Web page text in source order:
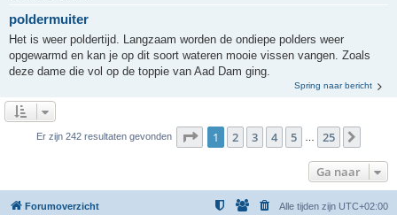
poldermuiter
Het is weer poldertijd. Langzaam worden de ondiepe polders weer
opgewarmd en kan je op dit soort wateren mooie vissen vangen. Zoals
deze dame die vol op de toppie van Aad Dam ging.
Spring naar bericht
Er zijn 242 resultaten gevonden Pagina van 25
1 2 3 4 5 25
Ga naar
Forumoverzicht Alle tijden zijn UTC+02:00